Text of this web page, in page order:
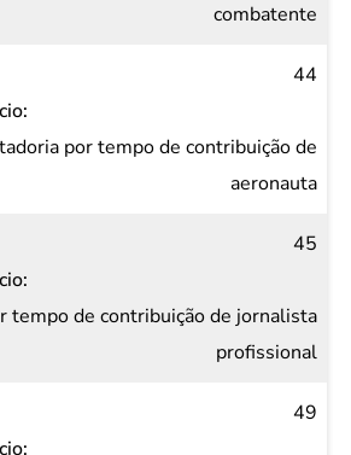
combatente
44
por tempo de contribuição de
aeronauta
45
tempo de contribuição de jornalista
profissional
49